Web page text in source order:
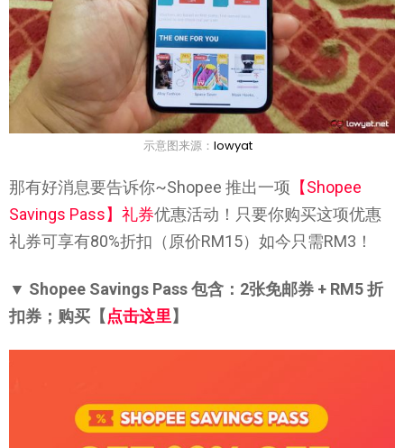
示意图来源： lowyat
那有好消息要告诉你~Shopee 推出一项 【Shopee
Savings Pass】礼券优惠活动！只要你购买这项优惠
礼券可享有80%折扣（原价RM15）如今只需RM3！
▼ Shopee Savings Pass 包含：2张免邮券 + RM5 折
扣券；购买【点击这里】